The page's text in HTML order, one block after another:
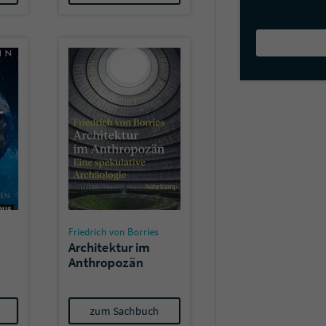
Friedrich von Borries
Architektur im
Anthropozän
zum Sachbuch